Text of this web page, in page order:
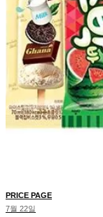
PRICE PAGE
7월 22일